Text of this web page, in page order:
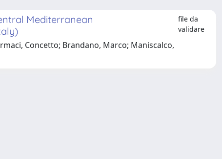
Mediterranean
file da
validare
Concetto; Brandano, Marco; Maniscalco,